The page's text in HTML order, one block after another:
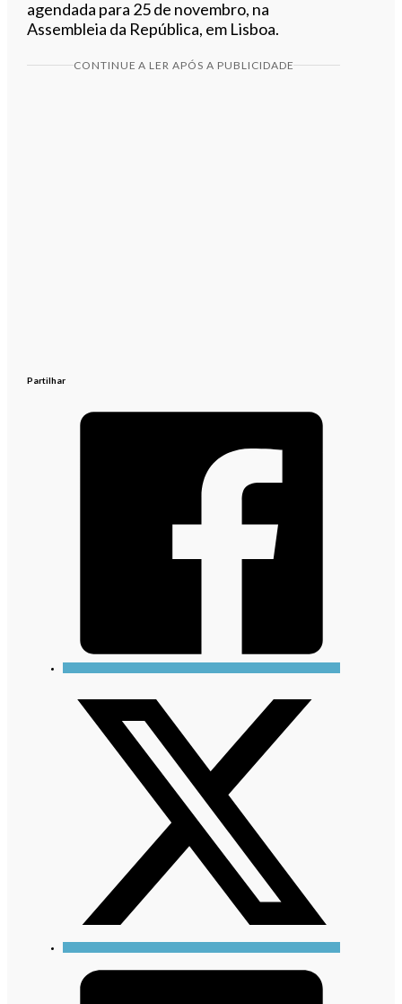
agendada para 25 de novembro, na
Assembleia da República, em Lisboa.
CONTINUE A LER APÓS A PUBLICIDADE
Partilhar